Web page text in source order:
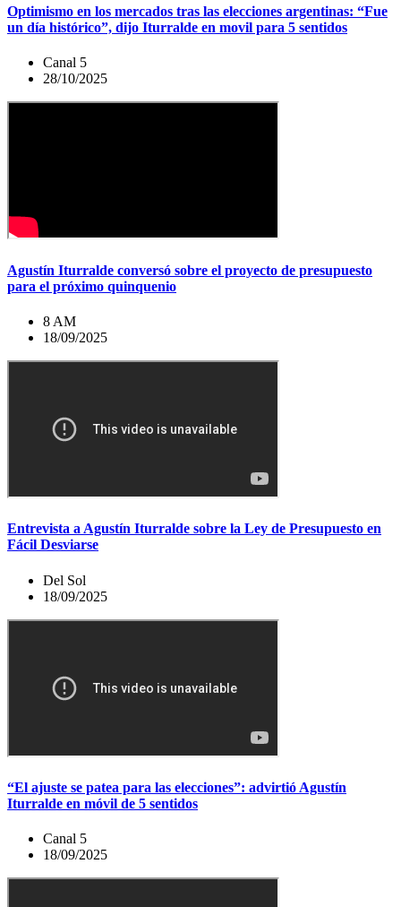
Optimismo en los mercados tras las elecciones argentinas: “Fue
un día histórico”, dijo Iturralde en movil para 5 sentidos
Canal 5
28/10/2025
Agustín Iturralde conversó sobre el proyecto de presupuesto
para el próximo quinquenio
8 AM
18/09/2025
Entrevista a Agustín Iturralde sobre la Ley de Presupuesto en
Fácil Desviarse
Del Sol
18/09/2025
“El ajuste se patea para las elecciones”: advirtió Agustín
Iturralde en móvil de 5 sentidos
Canal 5
18/09/2025